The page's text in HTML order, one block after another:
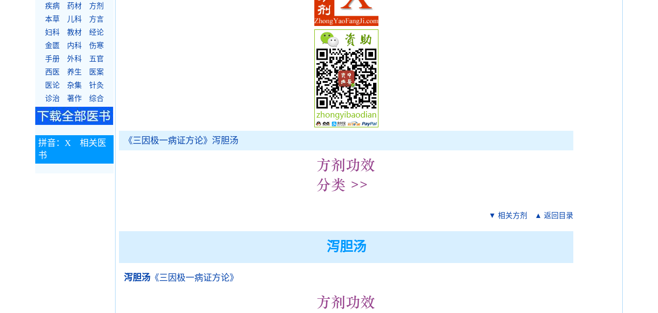
《三因极一病证方论》泻胆汤
▼ 相关方剂 ▲ 返回目录
泻胆汤
泻胆汤 《三因极一病证方论》
疾病
药材
方剂
本草
儿科
方言
妇科
教材
经论
金匮
内科
伤寒
手册
外科
五官
西医
养生
医案
医论
杂集
针灸
诊治
著作 综合
拼音：X 相关医
书